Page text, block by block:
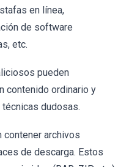
en línea,
de software
etc.
pueden
contenido ordinario y
dudosas.
contener archivos
de descarga. Estos